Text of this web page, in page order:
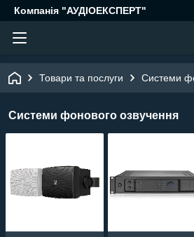
Компанія "АУДІОЕКСПЕРТ"
Товари та послуги Системи
Системи фонового озвучення